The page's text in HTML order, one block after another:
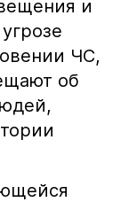
и
ЧС,
об